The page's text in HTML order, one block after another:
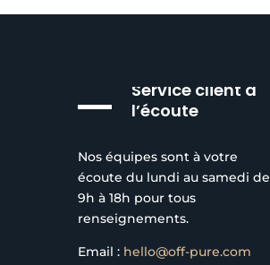
Service client à
l’écoute
Nos équipes sont à votre
écoute du lundi au samedi de
9h à 18h pour tous
renseignements.
Email : hello@off-pure.com